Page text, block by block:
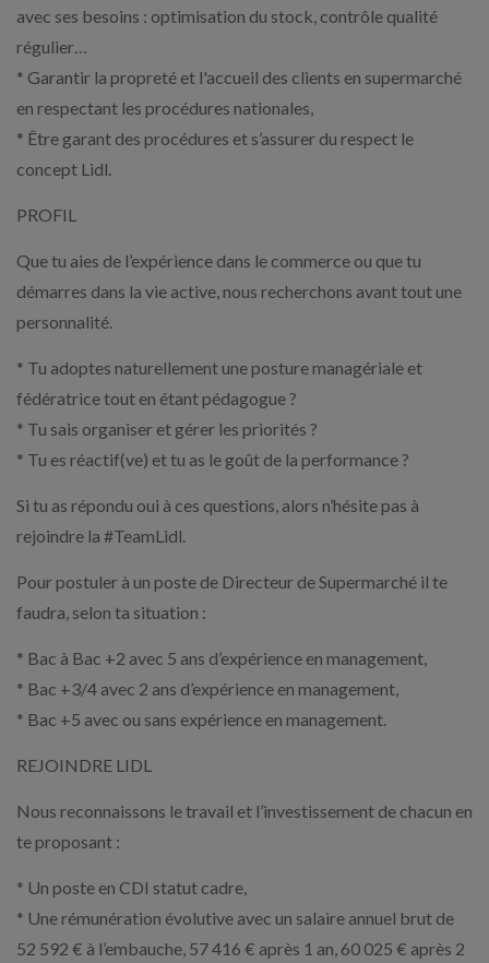
avec ses besoins : optimisation du stock, contrôle qualité
régulier…
* Garantir la propreté et l'accueil des clients en supermarché
en respectant les procédures nationales,
* Être garant des procédures et s’assurer du respect le
concept Lidl.
PROFIL
Que tu aies de l’expérience dans le commerce ou que tu
démarres dans la vie active, nous recherchons avant tout une
personnalité.
* Tu adoptes naturellement une posture managériale et
fédératrice tout en étant pédagogue ?
* Tu sais organiser et gérer les priorités ?
* Tu es réactif(ve) et tu as le goût de la performance ?
Si tu as répondu oui à ces questions, alors n’hésite pas à
rejoindre la #TeamLidl.
Pour postuler à un poste de Directeur de Supermarché il te
faudra, selon ta situation :
* Bac à Bac +2 avec 5 ans d’expérience en management,
* Bac +3/4 avec 2 ans d’expérience en management,
* Bac +5 avec ou sans expérience en management.
REJOINDRE LIDL
Nous reconnaissons le travail et l’investissement de chacun en
te proposant :
* Un poste en CDI statut cadre,
* Une rémunération évolutive avec un salaire annuel brut de
52 592 € à l’embauche, 57 416 € après 1 an, 60 025 € après 2